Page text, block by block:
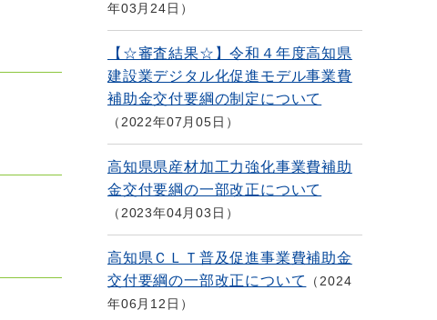
年03月24日
【☆審査結果☆】令和４年度高知県
建設業デジタル化促進モデル事業費
補助金交付要綱の制定について
2022年07月05日
高知県県産材加工力強化事業費補助
金交付要綱の一部改正について
2023年04月03日
高知県ＣＬＴ普及促進事業費補助金
交付要綱の一部改正について
2024
年06月12日